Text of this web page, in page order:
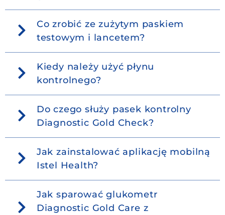
Co zrobić ze zużytym paskiem
testowym i lancetem?
Kiedy należy użyć płynu
kontrolnego?
Do czego służy pasek kontrolny
Diagnostic Gold Check?
Jak zainstalować aplikację mobilną
Istel Health?
Jak sparować glukometr
Diagnostic Gold Care z